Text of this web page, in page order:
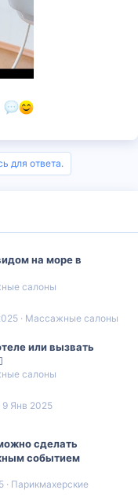
для ответа.
на море в
салоны
Массажные салоны
или вызвать
салоны
9 Янв 2025
сделать
событием
Парикмахерские